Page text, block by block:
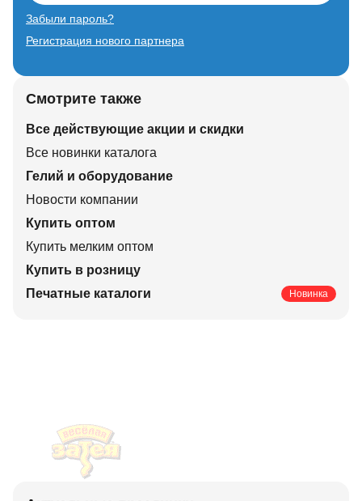
Забыли пароль?
Регистрация нового партнера
Смотрите также
Все действующие акции и скидки
Все новинки каталога
Гелий и оборудование
Новости компании
Купить оптом
Купить мелким оптом
Купить в розницу
Печатные каталоги
Новинка